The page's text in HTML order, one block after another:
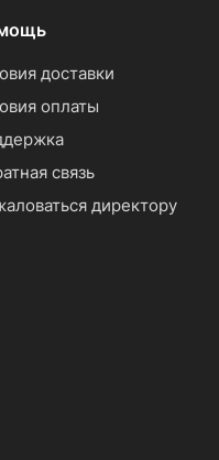
доставки
оплаты
связь
директору